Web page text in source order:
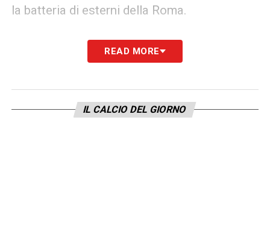
la batteria di esterni della Roma.
EL SHAARAWY–«Ci potrà essere subito
d’aiuto e credo che abbia caratteristiche utili
.
READ MORE
IL CALCIO DEL GIORNO